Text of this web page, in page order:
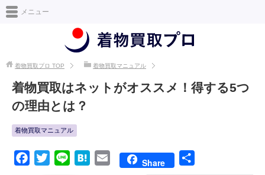
日本最大級の着物買取情報サイト [着物買取プロ]
メニュー
着物買取プロ TOP 着物買取マニュアル
着物買取はネットがオススメ！得する5つ
の理由とは？
着物買取マニュアル
a
w
i
Share
有